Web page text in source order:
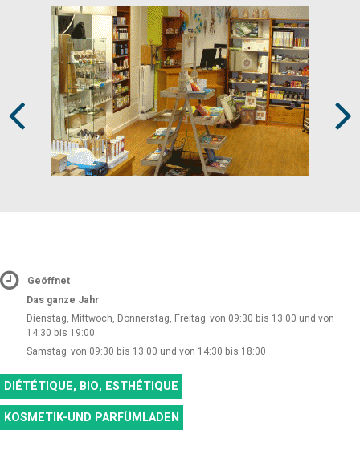
Geöffnet
Das ganze Jahr
Dienstag, Mittwoch, Donnerstag, Freitag von 09:30 bis 13:00 und von
14:30 bis 19:00
Samstag von 09:30 bis 13:00 und von 14:30 bis 18:00
DIÉTÉTIQUE, BIO, ESTHÉTIQUE
KOSMETIK-UND PARFÜMLADEN